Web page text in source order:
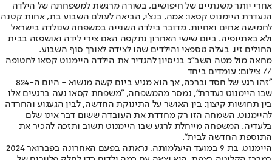
אחרי יותר משנתיים של חיפושים, בשורה מרגשת למשפחתה של הילדה
הנעדרת היימנוט קסאו: אמה, בנצ'י, הביאה לעולם השבוע בת, אחות קטנה
לחמישה אחים ואחיות. מדובר בילדה השנייה במשפחה שנולדה בישראל
ולא באתיופיה. ביום שישי האחרון נתקפה האם צירי לידה ואושפזה בבית
החולים זיו. בעלה טספאי והילדים שהו לצידה לאורך סוף השבוע.
מחאה מול מטה השב"כ בניסיון להגדיר את הילדה היימנוט קסאו לחטופה
// צילום: עומדים ביחד
"זהו רגע של חסד וברכה, אך הוא מגיע ביום קשה מנשוא - היום ה-824
שבו היימנוט נעדרת", נמסר מהמשפחה, "משפחת קסאו נעה ברגעים אלו
בין תחושות קיצון: בין האושר על התינוקת החדשה, לבין הגעגוע והחרדה
להיימנוט. השמחה הזו רק מחדדת את העובדה ששום דבר אינו שלם
בלעדיה. המשפחה מייחלת לרגע שבו היימנוט תשוב ותזכה להכיר את
התוספת החדשה לבית".
היימנוט, בת 9 במועד היעלמותה, נראתה בפעם האחרונה בפברואר 2024